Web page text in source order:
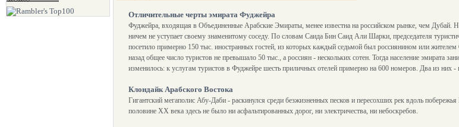
Отличительные черты эмирата Фуджейра
Фуджейра, входящая в Объединенные Арабские Эмираты, менее известна на российском рынке, чем Дубай.
ничем не уступает своему знаменитому соседу. По словам Саида Бин Саид Али Шарки, председателя
посетило примерно 150 тыс. иностранных гостей, из которых каждый седьмой был россиянином или жителем
назад общее число туристов не превышало 50 тыс., а россиян - нескольких сотен. Тогда население эмирата
изменилось: к услугам туристов в Фуджейре шесть приличных отелей примерно на 600 номеров. Два из них -
Клондайк Арабского Востока
Гигантский мегаполис Абу-Даби - раскинулся среди безжизненных песков и пересохших рек вдоль
половине XX века здесь не было ни асфальтированных дорог, ни электричества, ни небоскребов.